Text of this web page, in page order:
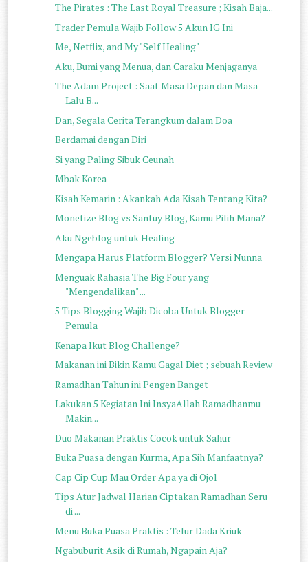
The Pirates : The Last Royal Treasure ; Kisah Baja...
Trader Pemula Wajib Follow 5 Akun IG Ini
Me, Netflix, and My "Self Healing"
Aku, Bumi yang Menua, dan Caraku Menjaganya
The Adam Project : Saat Masa Depan dan Masa
Lalu B...
Dan, Segala Cerita Terangkum dalam Doa
Berdamai dengan Diri
Si yang Paling Sibuk Ceunah
Mbak Korea
Kisah Kemarin : Akankah Ada Kisah Tentang Kita?
Monetize Blog vs Santuy Blog, Kamu Pilih Mana?
Aku Ngeblog untuk Healing
Mengapa Harus Platform Blogger? Versi Nunna
Menguak Rahasia The Big Four yang
"Mengendalikan" ...
5 Tips Blogging Wajib Dicoba Untuk Blogger
Pemula
Kenapa Ikut Blog Challenge?
Makanan ini Bikin Kamu Gagal Diet ; sebuah Review
Ramadhan Tahun ini Pengen Banget
Lakukan 5 Kegiatan Ini InsyaAllah Ramadhanmu
Makin...
Duo Makanan Praktis Cocok untuk Sahur
Buka Puasa dengan Kurma, Apa Sih Manfaatnya?
Cap Cip Cup Mau Order Apa ya di Ojol
Tips Atur Jadwal Harian Ciptakan Ramadhan Seru
di ...
Menu Buka Puasa Praktis : Telur Dada Kriuk
Ngabuburit Asik di Rumah, Ngapain Aja?